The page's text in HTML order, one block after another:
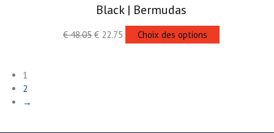
Black | Bermudas
€48.05 € 22.75 Choix des options
1
2
→